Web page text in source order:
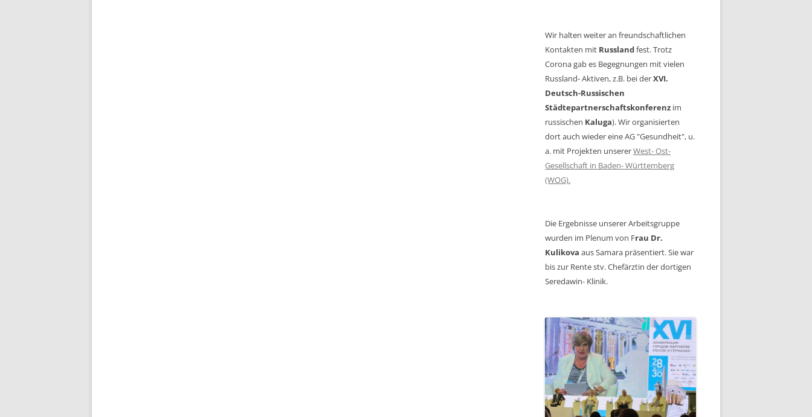
Wir halten weiter an freundschaftlichen
Kontakten mit Russlandfest. Trotz
Corona gab es Begegnungen mit vielen
Russland- Aktiven, z.B. bei derXVI.
Deutsch-Russischen
Städtepartnerschaftskonferenz im
russischen Kaluga). Wir organisierten
dort auch wieder eine AG "Gesundheit", u.
a. mit Projekten unsererWest- Ost-
Gesellschaft in Baden- Württemberg
(WOG).
Die Ergebnisse unserer Arbeitsgruppe
wurden im Plenum von Frau Dr.
Kulikova aus Samara präsentiert. Sie war
bis zur Rente stv. Chefärztin der dortigen
Seredawin- Klinik.